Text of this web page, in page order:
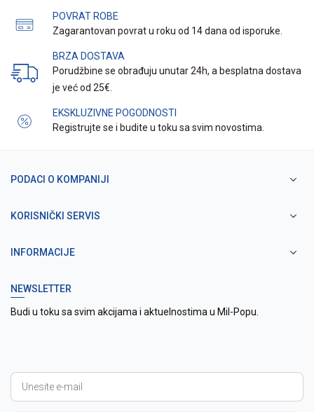
POVRAT ROBE
Zagarantovan povrat u roku od 14 dana od isporuke.
BRZA DOSTAVA
Porudžbine se obrađuju unutar 24h, a besplatna dostava
je već od 25€.
EKSKLUZIVNE POGODNOSTI
Registrujte se i budite u toku sa svim novostima.
PODACI O KOMPANIJI
KORISNIČKI SERVIS
INFORMACIJE
NEWSLETTER
Budi u toku sa svim akcijama i aktuelnostima u Mil-Popu.